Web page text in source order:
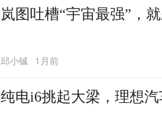
岚图吐槽“宇宙最强”，
邱小铖 1月前
纯电i6挑起大梁，理想